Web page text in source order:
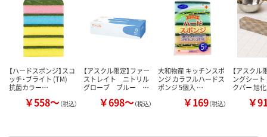
カゴへ カ
【ハードスポンジ】スコ
ッチ・ブライト (TM)
抗菌カラー…
￥558～（税込）
【アスクル限定】ファー
ストレイト ニトリル
グローブ ブルー …
￥698～（税込）
大和物産 キッチンスポ
ンジ カラフルハードス
ポンジ 5個入 …
￥169（税込）
【アスクル
ングシー
クパー 旭
￥